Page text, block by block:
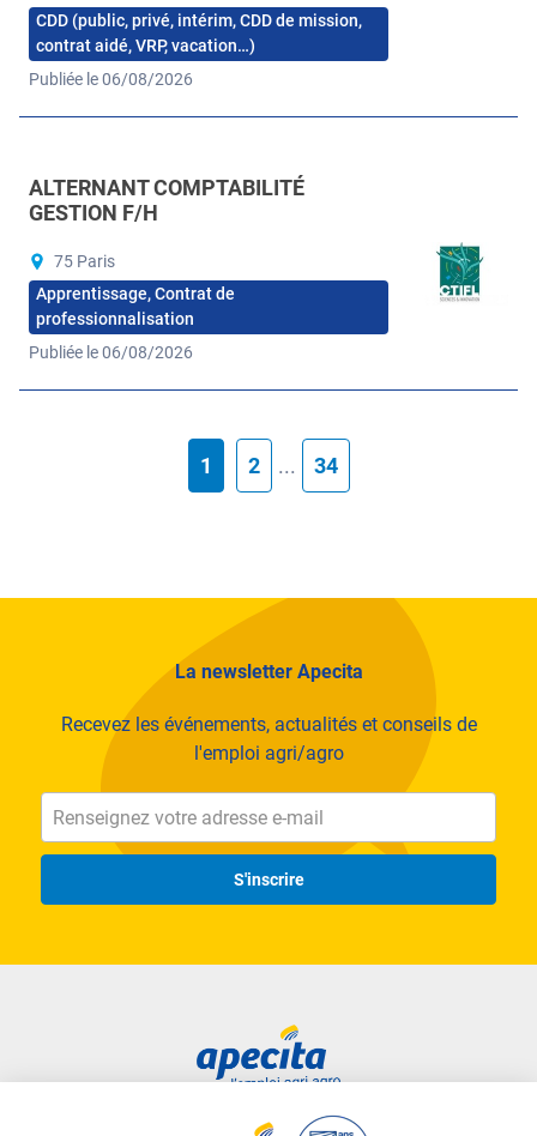
CDD (public, privé, intérim, CDD de mission,
contrat aidé, VRP, vacation…)
Publiée le 06/08/2026
ALTERNANT COMPTABILITÉ
GESTION F/H
75 Paris
Apprentissage, Contrat de
professionnalisation
Publiée le 06/08/2026
1 2 ... 34
La newsletter Apecita
Recevez les événements, actualités et conseils de
l'emploi agri/agro
S'inscrire